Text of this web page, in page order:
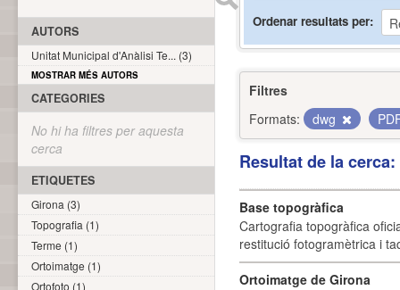
Ordenar resultats per
Filtres
Formats:
dwg
Resultat de la
Base topogràfica
Cartografia topogràfica
restitució fotogramètrica i
Ortoimatge de Girona
AUTORS
Unitat Municipal d'Anàlisi Te... (3)
MOSTRAR MÉS AUTORS
CATEGORIES
No hi ha filtres per aquesta
cerca
ETIQUETES
Girona (3)
Topografia (1)
Terme (1)
Ortoimatge (1)
Ortofoto (1)